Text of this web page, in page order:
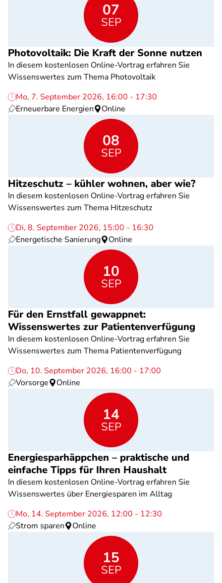
07
SEP
Photovoltaik: Die Kraft der Sonne nutzen
In diesem kostenlosen Online-Vortrag erfahren Sie
Wissenswertes zum Thema Photovoltaik
Mo, 7. September 2026, 16:00 - 17:30
Erneuerbare Energien
Online
08
SEP
Hitzeschutz – kühler wohnen, aber wie?
In diesem kostenlosen Online-Vortrag erfahren Sie
Wissenswertes zum Thema Hitzeschutz
Di, 8. September 2026, 15:00 - 16:30
Energetische Sanierung
Online
10
SEP
Für den Ernstfall gewappnet:
Wissenswertes zur Patientenverfügung
In diesem kostenlosen Online-Vortrag erfahren Sie
Wissenswertes zum Thema Patientenverfügung
Do, 10. September 2026, 16:00 - 17:00
Vorsorge
Online
14
SEP
Energiesparhäppchen – praktische und
einfache Tipps für Ihren Haushalt
In diesem kostenlosen Online-Vortrag erfahren Sie
Wissenswertes über Energiesparen im Alltag
Mo, 14. September 2026, 12:00 - 12:30
Strom sparen
Online
15
SEP